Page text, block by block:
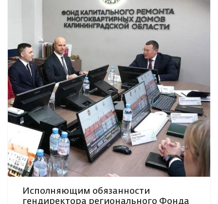
Исполняющим обязанности
гендиректора регионального Фонда